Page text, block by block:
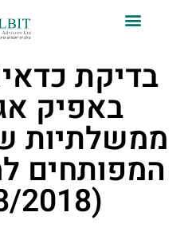
בדיקת
באפיק
ממשלתיות
המפותחים
(06/08/2018)